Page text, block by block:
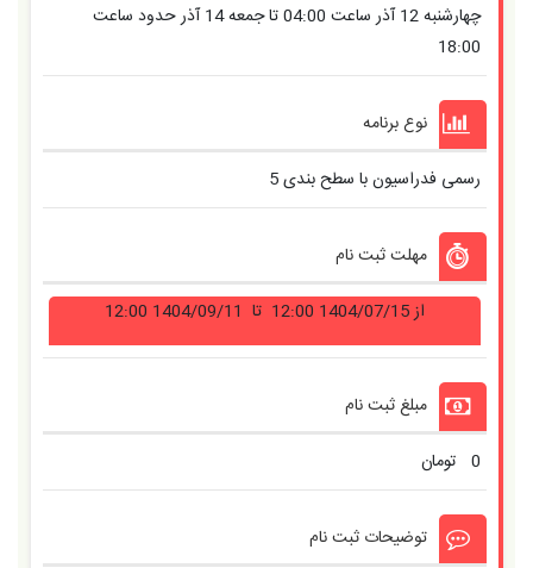
چهارشنبه 12 آذر ساعت 04:00 تا جمعه 14 آذر حدود ساعت
18:00
نوع برنامه
رسمی فدراسیونبا سطح بندی5
مهلت ثبت نام
از1404/07/15 12:00 تا 1404/09/11 12:00
مبلغ ثبت نام
0 تومان
توضیحات ثبت نام